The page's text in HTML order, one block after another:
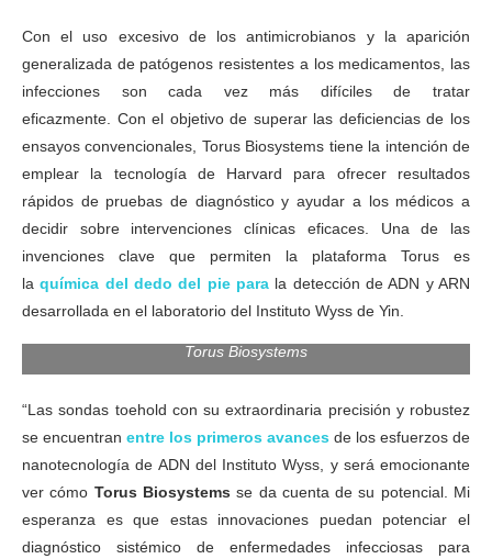
Con el uso excesivo de los antimicrobianos y la aparición
generalizada de patógenos resistentes a los medicamentos, las
infecciones son cada vez más difíciles de tratar
eficazmente. Con el objetivo de superar las deficiencias de los
ensayos convencionales, Torus Biosystems tiene la intención de
emplear la tecnología de Harvard para ofrecer resultados
rápidos de pruebas de diagnóstico y ayudar a los médicos a
decidir sobre intervenciones clínicas eficaces. Una de las
invenciones clave que permiten la plataforma Torus es
laquímica del dedo del pie para la detección de ADN y ARN
desarrollada en el laboratorio del Instituto Wyss de Yin.
El Instituto Wyss de Harvard lanza Torus Biosystems como
pionero en su plataforma integral de diagnóstico de
enfermedades infecciosas. El enfoque utiliza la tecnología de
“ADN de apoyo” para detectar rápida y cuantitativamente
patógenos microbianos y marcadores de respuesta inmune
Torus Biosystems
“Las sondas toehold con su extraordinaria precisión y robustez
se encuentran entre los primeros avances de los esfuerzos de
nanotecnología de ADN del Instituto Wyss, y será emocionante
ver cómo Torus Biosystems se da cuenta de su potencial. Mi
esperanza es que estas innovaciones puedan potenciar el
diagnóstico sistémico de enfermedades infecciosas para